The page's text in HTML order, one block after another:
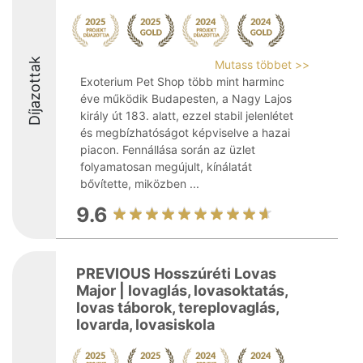
Díjazottak
Mutass többet >>
Exoterium Pet Shop több mint harminc
éve működik Budapesten, a Nagy Lajos
király út 183. alatt, ezzel stabil jelenlétet
és megbízhatóságot képviselve a hazai
piacon. Fennállása során az üzlet
folyamatosan megújult, kínálatát
bővítette, miközben ...
9.6
PREVIOUS Hosszúréti Lovas
Major | lovaglás, lovasoktatás,
lovas táborok, tereplovaglás,
lovarda, lovasiskola